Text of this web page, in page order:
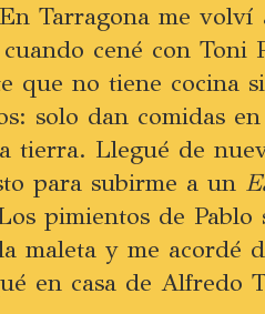
Tarragona me volví
cené con Toni
que no tiene cocina
solo dan comidas
tierra. Llegué de
para subirme a un
pimientos de
maleta y me acordé
en casa de Alfredo